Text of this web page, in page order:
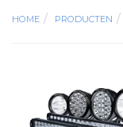
HOME PRODUCTEN